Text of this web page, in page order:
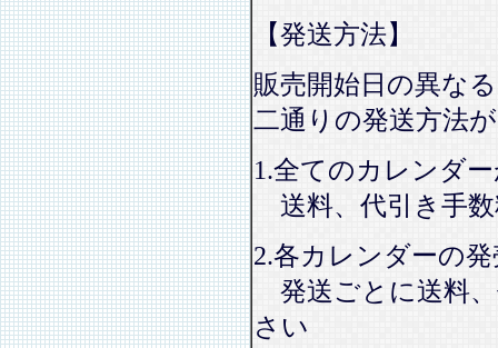
【発送方法】
販売開始日の異な
二通りの発送方法
1.全てのカレンダ
送料、代引き手
2.各カレンダーの
発送ごとに送料
さい